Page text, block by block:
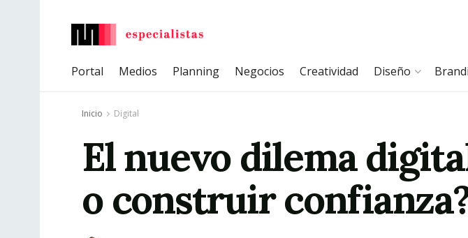
Portal Medios Planning Negocios Creatividad Diseño
Inicio Digital
El nuevo dilema
o construir